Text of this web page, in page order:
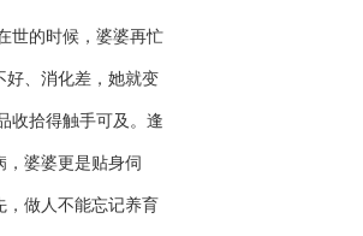
世的时候，婆婆再忙
好、消化差，她就变
收拾得触手可及。逢
婆婆更是贴身伺
，做人不能忘记养育